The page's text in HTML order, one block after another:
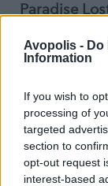
Avopolis - Do
Information
If you wish to
processing of
targeted
section to
opt-out request
interest-based
Paradise
Wonder
ίντριγκα